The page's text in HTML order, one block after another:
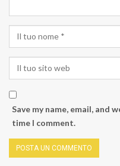
Save my name, email, and
time I comment.